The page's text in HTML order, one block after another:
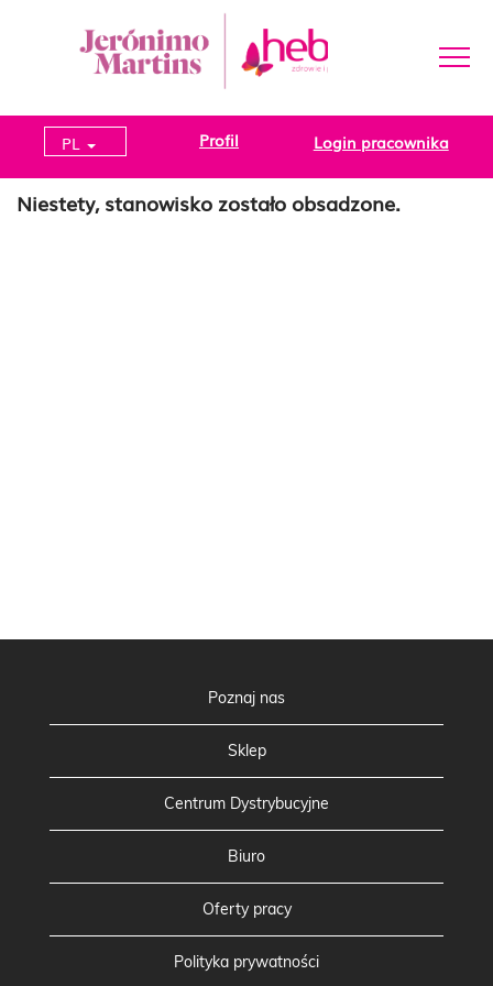
PL Profil Login pracownika
Niestety, stanowisko zostało obsadzone.
Poznaj nas
Sklep
Centrum Dystrybucyjne
Biuro
Oferty pracy
Polityka prywatności